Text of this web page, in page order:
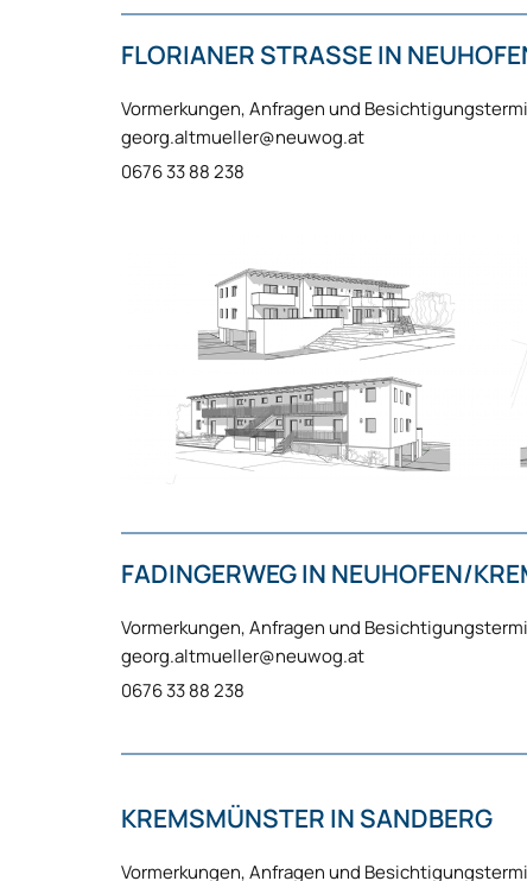
FLORIANER STRASSE IN
Vormerkungen, Anfragen und
georg.altmueller@neuwog.at
0676 33 88 238
FADINGERWEG IN NEUHOFEN/
Vormerkungen, Anfragen und
georg.altmueller@neuwog.at
0676 33 88 238
KREMSMÜNSTER IN SANDBERG
Vormerkungen, Anfragen und